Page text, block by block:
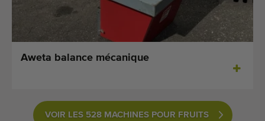
Aweta balance mécanique
VOIR LES 528 MACHINES POUR FRUITS